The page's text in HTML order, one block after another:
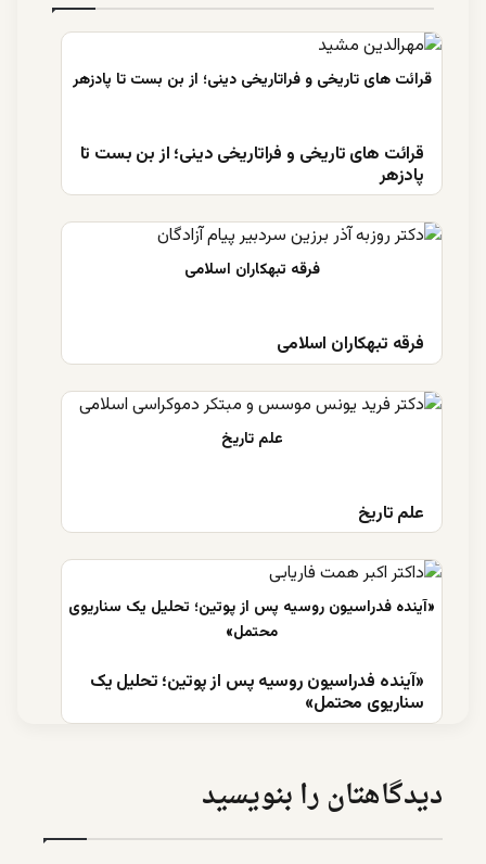
قرائت های تاریخی و فراتاریخی دینی؛ از بن بست تا
پادزهر
فرقه تبهکاران اسلامی
علم تاریخ
«آینده فدراسیون روسیه پس از پوتین؛ تحلیل یک
سناریوی محتمل»
دیدگاهتان را بنویسید